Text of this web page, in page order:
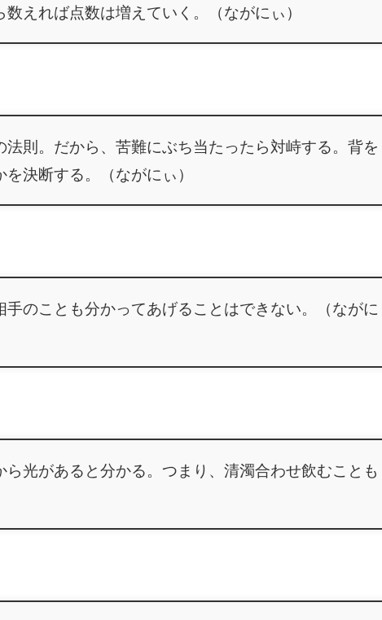
えれば点数は増えていく。（ながにぃ）
則。だから、苦難にぶち当たったら対峙する。背を
決断する。（ながにぃ）
のことも分かってあげることはできない。（ながに
光があると分かる。つまり、清濁合わせ飲むことも